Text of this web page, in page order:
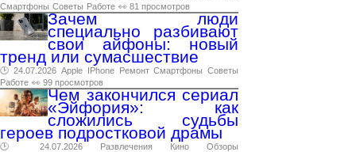
Смартфоны Советы Работе 👀 81 просмотров
Зачем люди
специально разбивают
свои айфоны: новый
тренд или сумасшествие
🕑 24.07.2026 Apple IPhone Ремонт Смартфоны Советы
Работе 👀 99 просмотров
Чем закончился сериал
«Эйфория»: как
сложились судьбы
героев подростковой драмы
🕑 24.07.2026 Развлечения Кино
Обзоры